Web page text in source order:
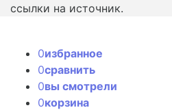
ссылки на источник.
0избранное
0сравнить
0вы смотрели
0корзина